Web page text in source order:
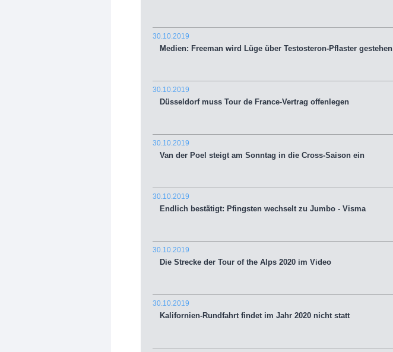
30.10.2019
Medien: Freeman wird Lüge über Testosteron-Pflaster gestehen
30.10.2019
Düsseldorf muss Tour de France-Vertrag offenlegen
30.10.2019
Van der Poel steigt am Sonntag in die Cross-Saison ein
30.10.2019
Endlich bestätigt: Pfingsten wechselt zu Jumbo - Visma
30.10.2019
Die Strecke der Tour of the Alps 2020 im Video
30.10.2019
Kalifornien-Rundfahrt findet im Jahr 2020 nicht statt